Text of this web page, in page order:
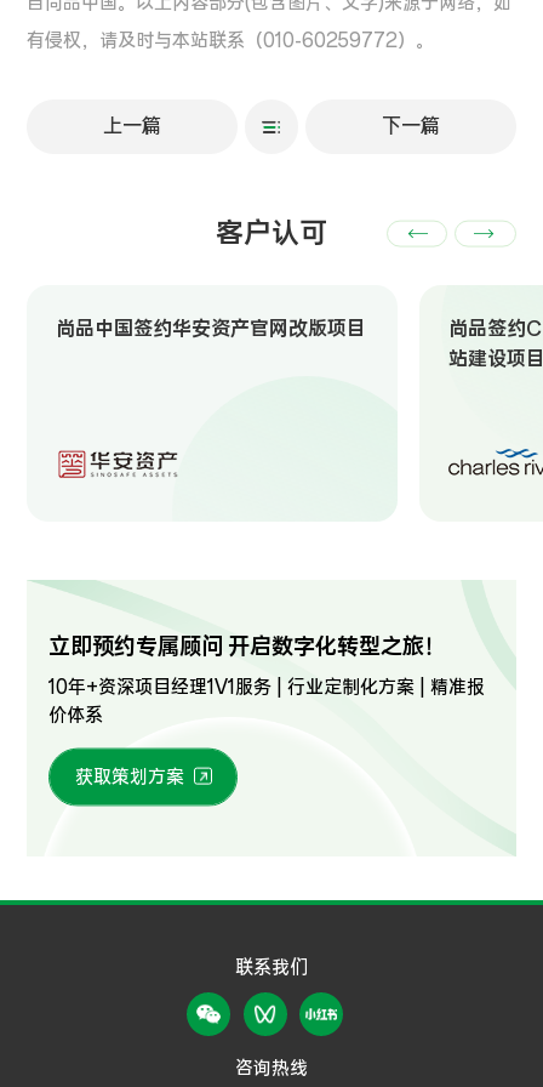
有侵权，请及时与本站联系（010-60259772）。
上一篇 下一篇
客户认可
尚品中国签约华安资产官网改版项目
尚品签约
站建设项
立即预约专属顾问 开启数字化转型之旅！
10年+资深项目经理1V1服务 | 行业定制化方案 | 精准报
价体系
获取策划方案
联系我们
咨询热线